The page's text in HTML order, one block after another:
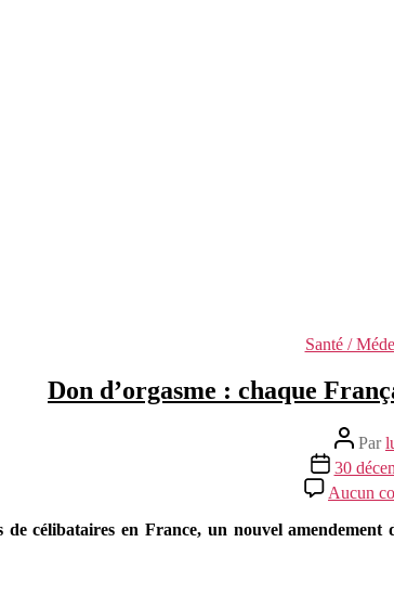
Santé /
Don d’orgasme : chaque
Auteur
de
l’article
Par
Date
de
l’article
30
Aucun
célibataires en France, un nouvel